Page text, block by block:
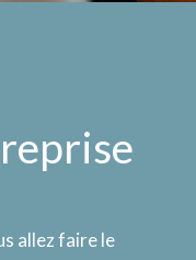
allez faire le